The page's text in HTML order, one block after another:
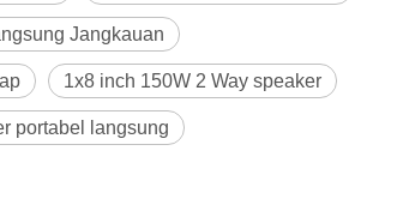
Jangkauan
1x8 inch 150W 2 Way speaker
portabel langsung